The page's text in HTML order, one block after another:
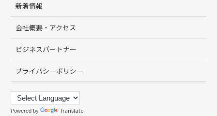
新着情報
会社概要・アクセス
ビジネスパートナー
プライバシーポリシー
Powered by Translate